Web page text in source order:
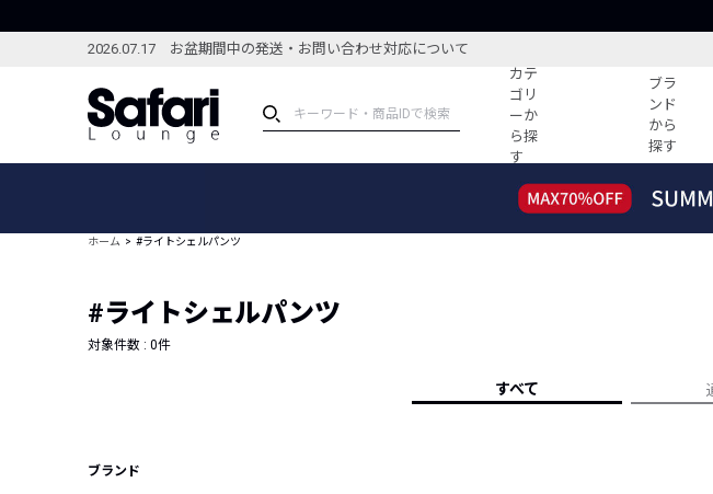
2026.07.17 お盆期間中の発送・お問い合わせ対応について
カテ
ゴリ
ーか
ら探
す
ブラ
ンド
から
探す
ブランドから探す
新着アイテム
編集部のおすすめアイテム
すべての記事
人気記事ラン
ホーム #ライトシェルパンツ
#ライトシェルパンツ
対象件数 : 0件
すべて
ブランド